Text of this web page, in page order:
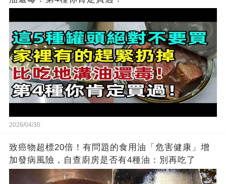
2026/04/30
致癌物超標20倍！有問題的食用油「危害健康」增
加發病風險，自查廚房是否有4種油：別再吃了